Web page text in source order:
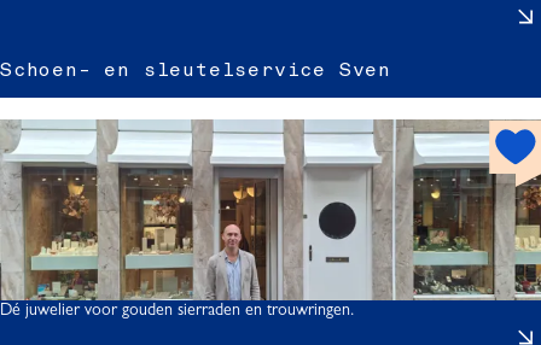
Schoen- en sleutelservice Sven
-
s
h
o
t
s
p
o
t
Dé juwelier voor gouden sierraden en trouwringen.